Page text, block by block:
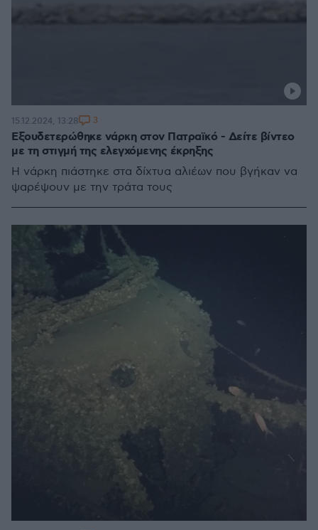
Εξουδετερώθηκε νάρκη στον Πατραϊκό - Δείτε βίντεο
με τη στιγμή της ελεγχόμενης έκρηξης
H νάρκη πιάστηκε στα δίχτυα αλιέων που βγήκαν να
ψαρέψουν με την τράτα τους
15.12.2024, 13:28 3